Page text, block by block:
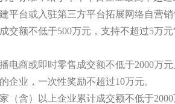
台或入驻第三方平台拓展网络自营销
交额不低于500万元，支持不超过5万
商或即时零售成交额不低于2000万元
企业，一次性奖励不超过10万元。
含）以上企业累计成交额不低于2000